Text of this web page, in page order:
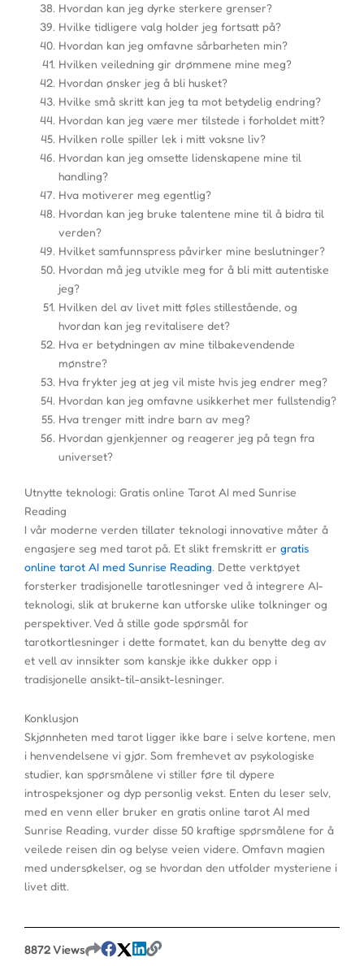
Hvordan kan jeg dyrke sterkere grenser?
Hvilke tidligere valg holder jeg fortsatt på?
Hvordan kan jeg omfavne sårbarheten min?
Hvilken veiledning gir drømmene mine meg?
Hvordan ønsker jeg å bli husket?
Hvilke små skritt kan jeg ta mot betydelig endring?
Hvordan kan jeg være mer tilstede i forholdet mitt?
Hvilken rolle spiller lek i mitt voksne liv?
Hvordan kan jeg omsette lidenskapene mine til
handling?
Hva motiverer meg egentlig?
Hvordan kan jeg bruke talentene mine til å bidra til
verden?
Hvilket samfunnspress påvirker mine beslutninger?
Hvordan må jeg utvikle meg for å bli mitt autentiske
jeg?
Hvilken del av livet mitt føles stillestående, og
hvordan kan jeg revitalisere det?
Hva er betydningen av mine tilbakevendende
mønstre?
Hva frykter jeg at jeg vil miste hvis jeg endrer meg?
Hvordan kan jeg omfavne usikkerhet mer fullstendig?
Hva trenger mitt indre barn av meg?
Hvordan gjenkjenner og reagerer jeg på tegn fra
universet?
Utnytte teknologi: Gratis online Tarot AI med Sunrise
Reading
I vår moderne verden tillater teknologi innovative måter å
engasjere seg med tarot på. Et slikt fremskritt er gratis
online tarot AI med Sunrise Reading. Dette verktøyet
forsterker tradisjonelle tarotlesninger ved å integrere AI-
teknologi, slik at brukerne kan utforske ulike tolkninger og
perspektiver. Ved å stille gode spørsmål for
tarotkortlesninger i dette formatet, kan du benytte deg av
et vell av innsikter som kanskje ikke dukker opp i
tradisjonelle ansikt-til-ansikt-lesninger.
Konklusjon
Skjønnheten med tarot ligger ikke bare i selve kortene, men
i henvendelsene vi gjør. Som fremhevet av psykologiske
studier, kan spørsmålene vi stiller føre til dypere
introspeksjoner og dyp personlig vekst. Enten du leser selv,
med en venn eller bruker en gratis online tarot AI med
Sunrise Reading, vurder disse 50 kraftige spørsmålene for å
veilede reisen din og belyse veien videre. Omfavn magien
med undersøkelser, og se hvordan den utfolder mysteriene i
livet ditt.
8872 Views